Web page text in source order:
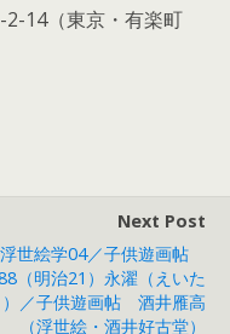
2-14（東京・有楽町
Next Post
浮世絵学04／子供遊画帖
（明治21）永濯（えいた
）／子供遊画帖 酒井雁高
（浮世絵・酒井好古堂）